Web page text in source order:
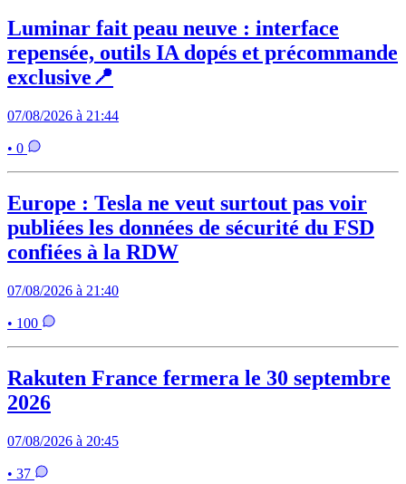
Luminar fait peau neuve : interface
repensée, outils IA dopés et précommande
exclusive📍
07/08/2026 à 21:44
• 0
Europe : Tesla ne veut surtout pas voir
publiées les données de sécurité du FSD
confiées à la RDW
07/08/2026 à 21:40
• 100
Rakuten France fermera le 30 septembre
2026
07/08/2026 à 20:45
• 37